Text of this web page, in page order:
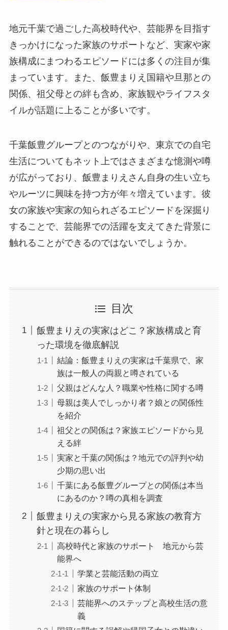
地元千葉で過ごした高校時代や、芸能界を目指す
きっかけになった家族のサポートなど、実家や家
族構成にまつわるエピソードには多くの注目が集
まっています。また、飯豊まりえ国籍や旦那との
関係、祖父母との絆も含め、家族観やライフスタ
イルが話題に上ることが多いです。
千葉飯豊グループとのつながりや、東京での自宅
生活についてもネット上ではさまざまな憶測や噂
が広がっており、飯豊まりえさん自身の生い立ち
やルーツに興味を持つ方が年々増えています。彼
女の家族や実家の知られざるエピソードを深掘り
することで、芸能界での活躍を支えてきた背景に
触れることができるのではないでしょうか。
目次
飯豊まりえの実家はどこ？家族構成と育
った環境を徹底解説
結論：飯豊まりえの実家は千葉県で、家
族は一般人の両親と噂されている
父親はどんな人？職業や性格に関する噂
母親は美人でしっかり者？娘との関係性
を紹介
祖父との関係は？家族エピソードから見
える絆
実家と千葉の関係は？地元での評判や幼
少期の思い出
千葉にある飯豊グループとの関係は本当
にあるのか？噂の真相を調査
飯豊まりえの実家から見る家族の教育方
針と現在の暮らし
高校時代と家族のサポート 地元から芸
能界へ
学業と芸能活動の両立
家族のサポート体制
芸能界へのステップと高校生活の意
義